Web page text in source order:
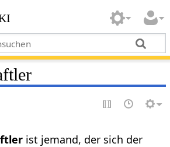
ist jemand, der sich der